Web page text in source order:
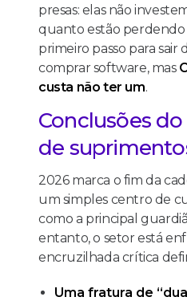
presas: elas não
quanto estão perdendo
primeiro passo para
comprar software, mas
custa não ter um.
Conclusões
de
2026 marca o fim da
um simples centro de
como a principal
entanto, o setor está
encruzilhada crítica
Uma fratura de